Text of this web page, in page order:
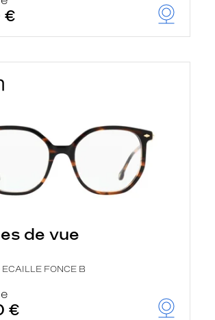
€
de vue
ECAILLE FONCE B
€